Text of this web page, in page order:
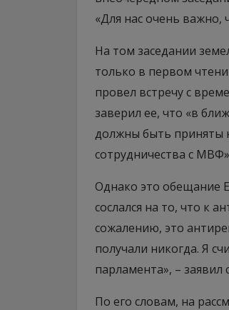
«Для нас очень
На том заседании
только в первом
провел встречу с
заверил ее, что «в
должны быть приняты
сотрудничества с
Однако это обещание
сослался на то, что к
сожалению, это
получали никогда. Я
парламента», – заявил
По его словам, на